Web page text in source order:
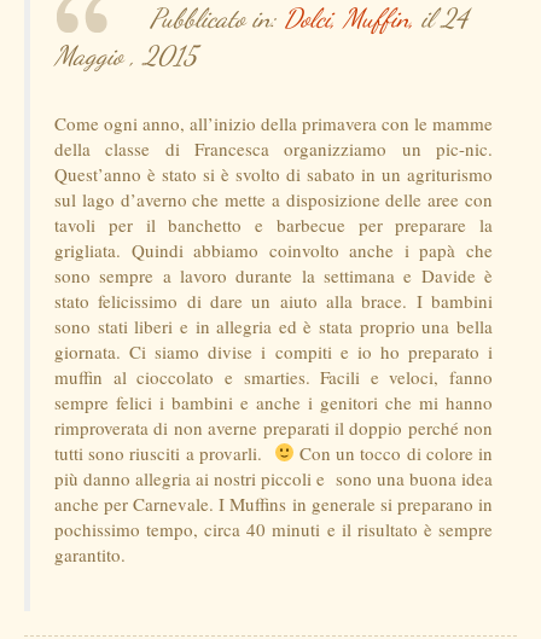
Pubblicato in: Dolci,Muffin,il 24
Maggio , 2015
Come ogni anno, all’inizio della primavera con le mamme
della classe di Francesca organizziamo un pic-nic.
Quest’anno è stato si è svolto di sabato in un agriturismo
sul lago d’averno che mette a disposizione delle aree con
tavoli per il banchetto e barbecue per preparare la
grigliata. Quindi abbiamo coinvolto anche i papà che
sono sempre a lavoro durante la settimana e Davide è
stato felicissimo di dare un aiuto alla brace. I bambini
sono stati liberi e in allegria ed è stata proprio una bella
giornata. Ci siamo divise i compiti e io ho preparato i
muffin al cioccolato e smarties. Facili e veloci, fanno
sempre felici i bambini e anche i genitori che mi hanno
rimproverata di non averne preparati il doppio perché non
tutti sono riusciti a provarli.
Con un tocco di colore in
più danno allegria ai nostri piccoli e sono una buona idea
anche per Carnevale. I Muffins in generale si preparano in
pochissimo tempo, circa 40 minuti e il risultato è sempre
garantito.